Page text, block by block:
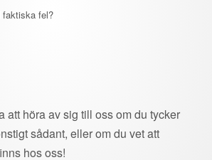
faktiska fel?
att höra av sig till oss om du tycker
sådant, eller om du vet att
hos oss!